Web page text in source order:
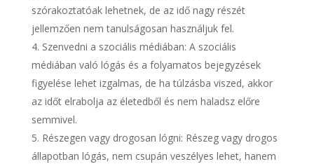
szórakoztatóak lehetnek, de az idő nagy részét
jellemzően nem tanulságosan használjuk fel.
Szenvedni a szociális médiában: A szociális
médiában való lógás és a folyamatos bejegyzések
figyelése lehet izgalmas, de ha túlzásba viszed, akkor
az időt elrabolja az életedből és nem haladsz előre
semmivel.
Részegen vagy drogosan lógni: Részeg vagy drogos
állapotban lógás, nem csupán veszélyes lehet, hanem